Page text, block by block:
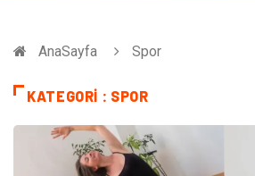
AnaSayfa Spor
KATEGORI : SPOR